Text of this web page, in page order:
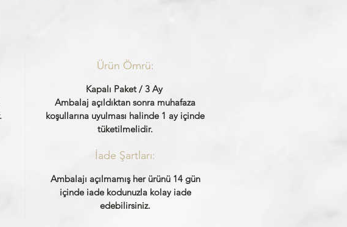
Ürün Ömrü:
Kapalı Paket / 3 Ay
Ambalaj açıldıktan sonra muhafaza
koşullarına uyulması halinde 1 ay içinde
tüketilmelidir.
İade Şartları:
Ambalajı açılmamış her ürünü 14 gün
içinde iade kodunuzla kolay iade
edebilirsiniz.